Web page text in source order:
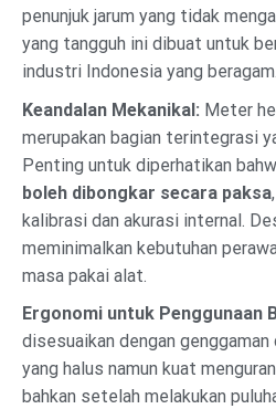
penunjuk jarum yang tidak
yang tangguh ini dibuat untuk
industri Indonesia yang beragam.
Keandalan Mekanikal: Meter
merupakan bagian terintegrasi
Penting untuk diperhatikan
boleh dibongkar secara paksa
kalibrasi dan akurasi internal.
meminimalkan kebutuhan
masa pakai alat.
Ergonomi untuk Penggunaan
disesuaikan dengan
yang halus namun kuat
bahkan setelah melakukan